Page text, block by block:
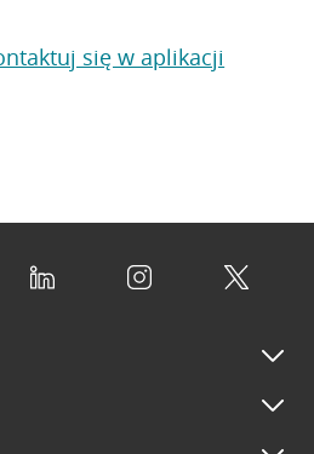
się w aplikacji